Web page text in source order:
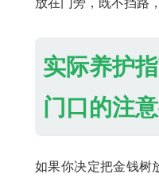
实际养护
门口的注
如果你决定把金钱树